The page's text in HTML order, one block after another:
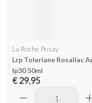
La Roche Posay
Lrp Toleriane Rosaliac
Ip30 50ml
€ 29,95